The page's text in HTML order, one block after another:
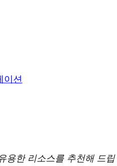
이션
용한 리소스를 추천해 드립